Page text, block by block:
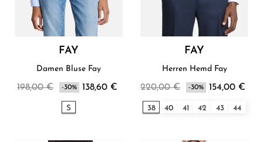
FAY
Damen Bluse Fay
198,00 € -30% 138,60 €
S
FAY
Herren Hemd Fay
220,00 € -30% 154,00 €
38 40 41 42 43 44